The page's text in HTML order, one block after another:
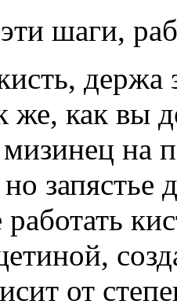
шаги,
держа
же, как вы
на
запястье
от